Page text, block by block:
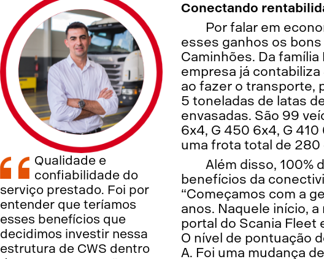
Qualidade e
confiabilidade do
serviço prestado. Foi por
entender que teríamos
esses benefícios que
decidimos investir nessa
estrutura de CWS dentro
Conectando
Por falar em
esses ganhos os
Caminhões. Da família
empresa já
ao fazer o transporte,
5 toneladas de latas
envasadas. São 99
6x4, G 450 6x4, G
uma frota total de 280
Além disso, 100%
benefícios da
“Começamos com a
anos. Naquele início,
portal do Scania Fleet
O nível de pontuação
A. Foi uma mudança